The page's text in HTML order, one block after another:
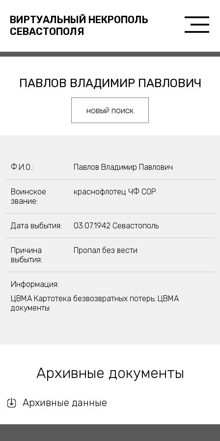
ВИРТУАЛЬНЫЙ НЕКРОПОЛЬ
СЕВАСТОПОЛЯ
ПАВЛОВ ВЛАДИМИР ПАВЛОВИЧ
новый поиск
Ф.И.О.: Павлов Владимир Павлович
Воинское
звание:
краснофлотец ЧФ СОР
Дата выбытия: 03.07.1942 Севастополь
Причина
выбытия:
Пропал без вести
Информация:
ЦВМА Картотека безвозвратных потерь; ЦВМА
документы
Архивные документы
Архивные данные